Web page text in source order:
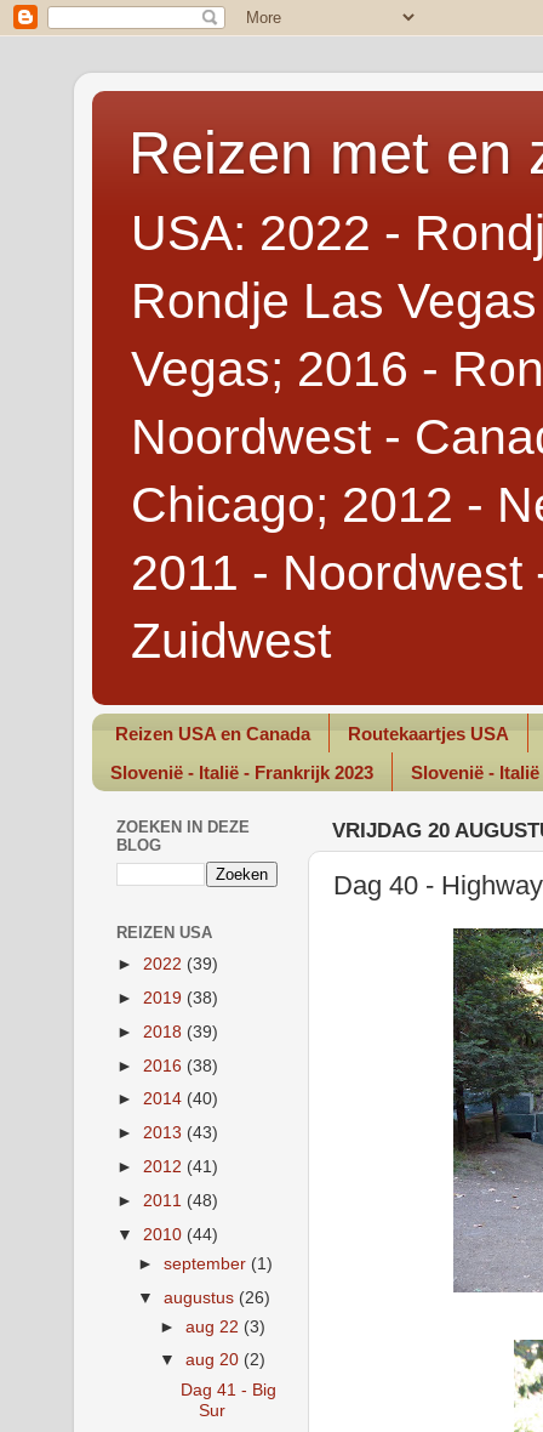
Reizen met en
USA: 2022 -
Rondje Las
Vegas; 2016 -
Noordwest -
Chicago; 2012 -
2011 - Noordwest
Zuidwest
Reizen USA en Canada
Routekaartjes USA
Slovenië - Italië - Frankrijk 2023
Slovenië -
VRIJDAG 20
Dag 40 -
ZOEKEN IN DEZE
BLOG
REIZEN USA
► 2022 (39)
► 2019 (38)
► 2018 (39)
► 2016 (38)
► 2014 (40)
► 2013 (43)
► 2012 (41)
► 2011 (48)
▼ 2010 (44)
►september (1)
▼augustus (26)
► aug 22 (3)
▼ aug 20 (2)
Dag 41 - Big
Sur